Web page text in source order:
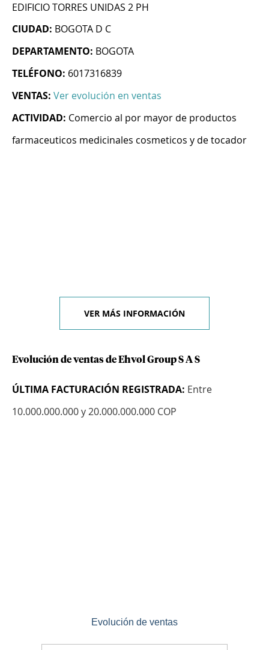
EDIFICIO TORRES UNIDAS 2 PH
CIUDAD: BOGOTA D C
DEPARTAMENTO: BOGOTA
TELÉFONO: 6017316839
VENTAS: Ver evolución en ventas
ACTIVIDAD: Comercio al por mayor de productos
farmaceuticos medicinales cosmeticos y de tocador
VER MÁS INFORMACIÓN
Evolución de ventas de Ehvol Group S A S
ÚLTIMA FACTURACIÓN REGISTRADA: Entre
10.000.000.000 y 20.000.000.000 COP
Evolución de ventas